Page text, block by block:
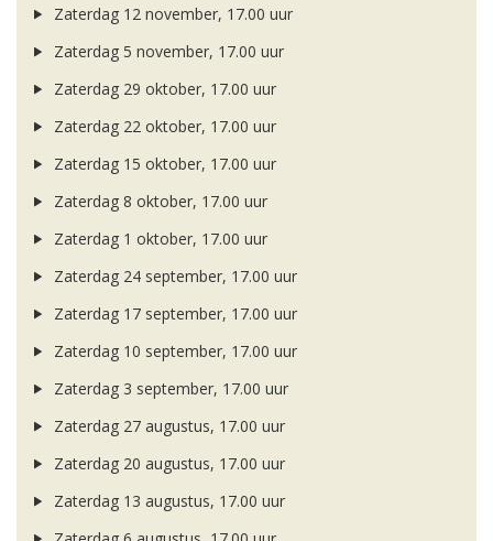
Zaterdag 12 november, 17.00 uur
Zaterdag 5 november, 17.00 uur
Zaterdag 29 oktober, 17.00 uur
Zaterdag 22 oktober, 17.00 uur
Zaterdag 15 oktober, 17.00 uur
Zaterdag 8 oktober, 17.00 uur
Zaterdag 1 oktober, 17.00 uur
Zaterdag 24 september, 17.00 uur
Zaterdag 17 september, 17.00 uur
Zaterdag 10 september, 17.00 uur
Zaterdag 3 september, 17.00 uur
Zaterdag 27 augustus, 17.00 uur
Zaterdag 20 augustus, 17.00 uur
Zaterdag 13 augustus, 17.00 uur